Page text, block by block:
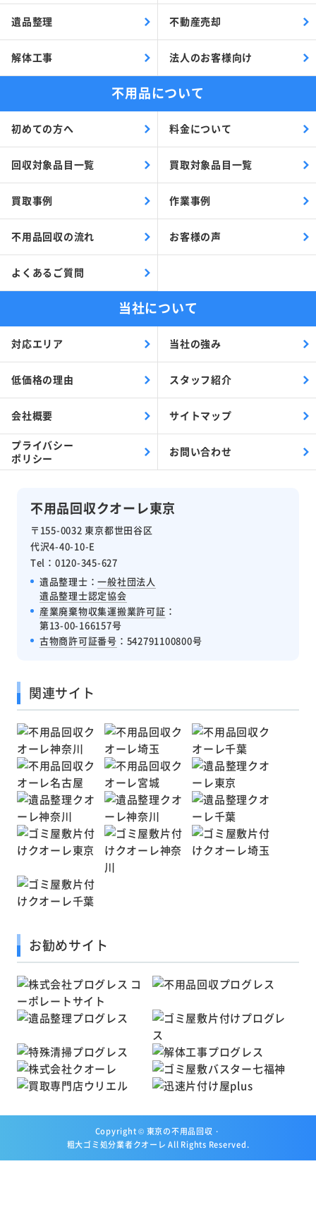
不用品回収クオーレ東京
〒155-0032 東京都世田谷区
代沢4-40-10-E
Tel：0120-345-627
遺品整理士：一般社団法人
遺品整理士認定協会
産業廃棄物収集運搬業許可証 ：
第13-00-166157号
古物商許可証番号 ：542791100800号
遺品整理 不動産売却
解体工事 法人のお客様向け
不用品について
初めての方へ 料金について
回収対象品目一覧 買取対象品目一覧
買取事例 作業事例
不用品回収の流れ お客様の声
よくあるご質問
当社について
対応エリア 当社の強み
低価格の理由 スタッフ紹介
会社概要 サイトマップ
プライバシー
ポリシー
お問い合わせ
関連サイト
お勧めサイト
Copyright © 東京の不用品回収・
粗大ゴミ処分業者クオーレ All Rights Reserved.